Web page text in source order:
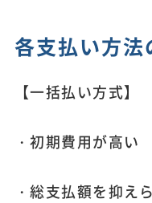
各支払い方法
【一括払い方式】
・初期費用が高い
・総支払額を抑え